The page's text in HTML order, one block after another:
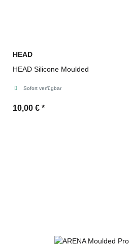
HEAD
HEAD Silicone Moulded
Sofort verfügbar
10,00 € *